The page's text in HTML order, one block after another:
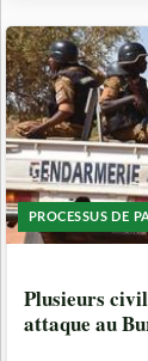
PROCESSUS DE
Plusieurs
attaque au